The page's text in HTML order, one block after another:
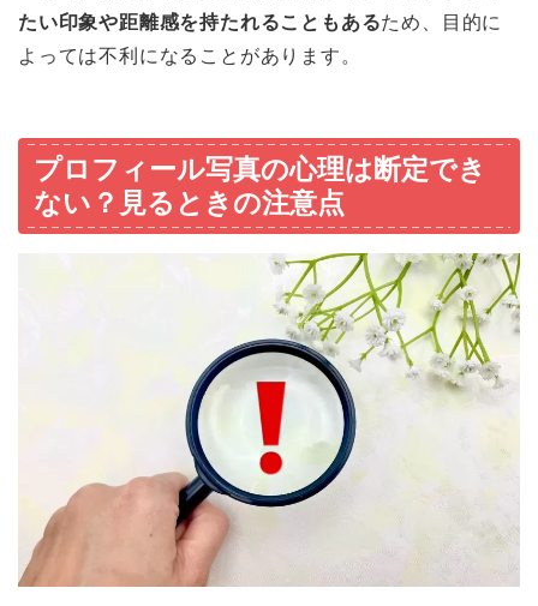
たい印象や距離感を持たれることもあるため、目的に
よっては不利になることがあります。
プロフィール写真の心理は断定でき
ない？見るときの注意点